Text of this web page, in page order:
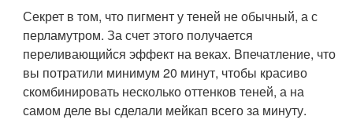
Секрет в том, что пигмент у теней не обычный, а с
перламутром. За счет этого получается
переливающийся эффект на веках. Впечатление, что
вы потратили минимум 20 минут, чтобы красиво
скомбинировать несколько оттенков теней, а на
самом деле вы сделали мейкап всего за минуту.